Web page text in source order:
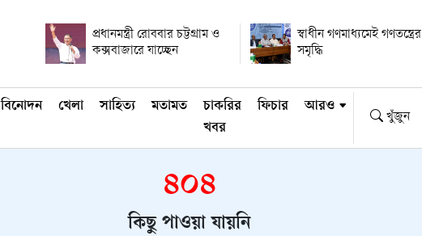
প্রধানমন্ত্রী রোববার চট্টগ্রাম ও
কক্সবাজারে যাচ্ছেন
স্বাধীন গণমাধ্যমেই গণতন্ত্রের
সমৃদ্ধি
বিনোদন খেলা সাহিত্য মতামত
চাকরির
খবর
ফিচার আরও
খুঁজুন
৪০৪
কিছু পাওয়া যায়নি